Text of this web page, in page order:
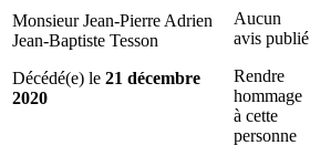
Monsieur Jean-Pierre Adrien
Jean-Baptiste Tesson
Décédé(e) le 21 décembre
2020
Aucun
avis publié
Rendre
hommage
à cette
personne